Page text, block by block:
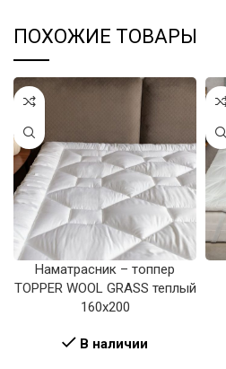
ПОХОЖИЕ ТОВАРЫ
Наматрасник – топпер
TOPPER WOOL GRASS теплый
160х200
В наличии